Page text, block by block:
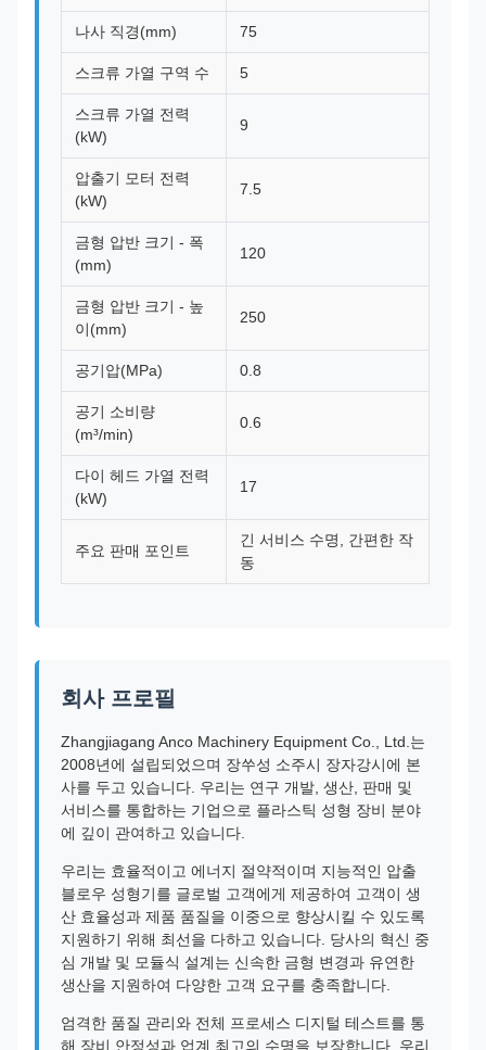
나사 직경(mm) 75
스크류 가열 구역 수 5
스크류 가열 전력
(kW)
9
압출기 모터 전력
(kW)
7.5
금형 압반 크기 - 폭
(mm)
120
금형 압반 크기 - 높
이(mm)
250
공기압(MPa) 0.8
공기 소비량
(m³/min)
0.6
다이 헤드 가열 전력
(kW)
17
주요 판매 포인트
긴 서비스 수명, 간편한 작
동
회사 프로필
Zhangjiagang Anco Machinery Equipment Co., Ltd.는
2008년에 설립되었으며 장쑤성 소주시 장자강시에 본
사를 두고 있습니다. 우리는 연구 개발, 생산, 판매 및
서비스를 통합하는 기업으로 플라스틱 성형 장비 분야
에 깊이 관여하고 있습니다.
우리는 효율적이고 에너지 절약적이며 지능적인 압출
블로우 성형기를 글로벌 고객에게 제공하여 고객이 생
산 효율성과 제품 품질을 이중으로 향상시킬 수 있도록
지원하기 위해 최선을 다하고 있습니다. 당사의 혁신 중
심 개발 및 모듈식 설계는 신속한 금형 변경과 유연한
생산을 지원하여 다양한 고객 요구를 충족합니다.
엄격한 품질 관리와 전체 프로세스 디지털 테스트를 통
해 장비 안정성과 업계 최고의 수명을 보장합니다. 우리